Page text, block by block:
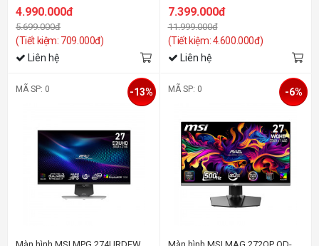
4.990.000đ
5.699.000đ
(Tiết kiệm: 709.000đ)
Liên hệ
7.399.000đ
11.999.000đ
(Tiết kiệm: 4.600.000đ)
Liên hệ
MÃ SP: 0
Màn hình MSI MPG 274URDFW
-13% MÃ SP: 0
Màn hình MSI MAG 272QP QD-
-6%